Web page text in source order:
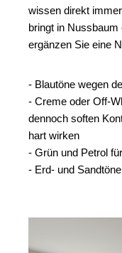
wissen direkt
bringt in
ergänzen Sie eine
- Blautöne wegen
- Creme oder Off-
dennoch soften
hart wirken
- Grün und Petrol
- Erd- und